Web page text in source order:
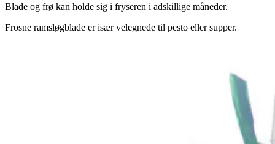
Blade og frø kan holde sig i fryseren i adskillige måneder.
Frosne ramsløgblade er især velegnede til pesto eller supper.